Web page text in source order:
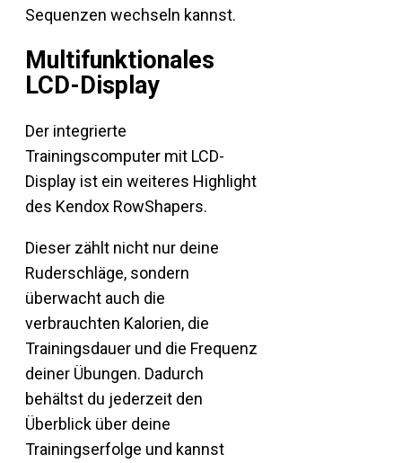
Sequenzen wechseln kannst.
Multifunktionales
LCD-Display
Der integrierte
Trainingscomputer mit LCD-
Display ist ein weiteres Highlight
des Kendox RowShapers.
Dieser zählt nicht nur deine
Ruderschläge, sondern
überwacht auch die
verbrauchten Kalorien, die
Trainingsdauer und die Frequenz
deiner Übungen. Dadurch
behältst du jederzeit den
Überblick über deine
Trainingserfolge und kannst